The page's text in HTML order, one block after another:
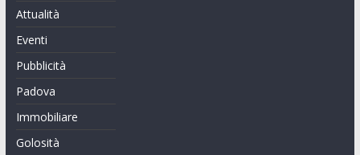
Attualità
Eventi
Pubblicità
Padova
Immobiliare
Golosità